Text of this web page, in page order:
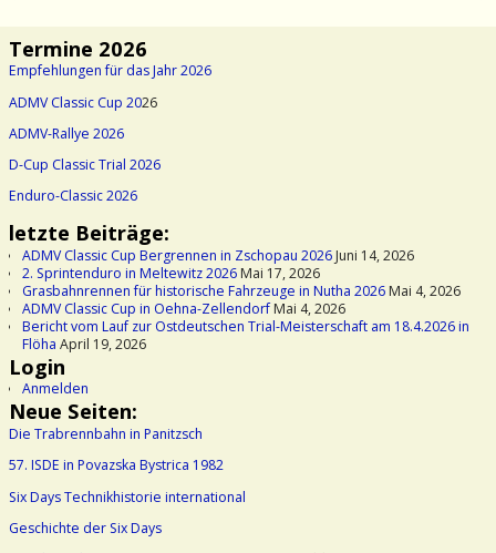
Termine 2026
Empfehlungen für das Jahr 2026
ADMV Classic Cup 2026
ADMV-Rallye 2026
D-Cup Classic Trial 2026
Enduro-Classic 2026
letzte Beiträge:
ADMV Classic Cup Bergrennen in Zschopau 2026Juni 14, 2026
2. Sprintenduro in Meltewitz 2026Mai 17, 2026
Grasbahnrennen für historische Fahrzeuge in Nutha 2026Mai 4, 2026
ADMV Classic Cup in Oehna-ZellendorfMai 4, 2026
Bericht vom Lauf zur Ostdeutschen Trial-Meisterschaft am 18.4.2026 in
Flöha April 19, 2026
Login
Anmelden
Neue Seiten:
Die Trabrennbahn in Panitzsch
57. ISDE in Povazska Bystrica 1982
Six Days Technikhistorie international
Geschichte der Six Days